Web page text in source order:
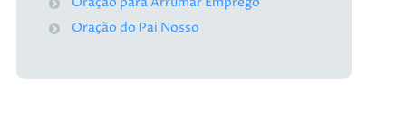
Oração do Pai Nosso